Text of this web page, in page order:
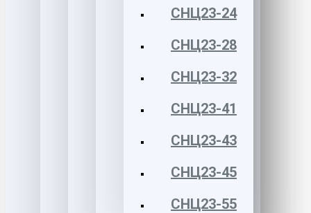
СНЦ23-24
СНЦ23-28
СНЦ23-32
СНЦ23-41
СНЦ23-43
СНЦ23-45
СНЦ23-55